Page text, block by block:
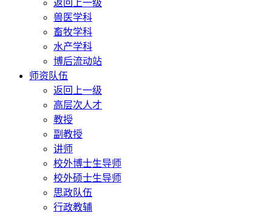
返回上一级
兽医学科
畜牧学科
水产学科
博后流动站
师资队伍
返回上一级
高层次人才
教授
副教授
讲师
校外博士生导师
校外硕士生导师
思政队伍
行政教辅